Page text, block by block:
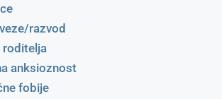
razvod
roditelja
anksioznost
fobije